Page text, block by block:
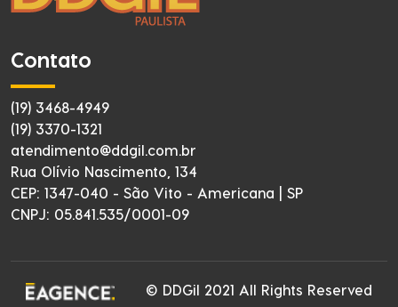
Contato
(19) 3468-4949
(19) 3370-1321
atendimento@ddgil.com.br
Rua Olívio Nascimento, 134
CEP: 1347-040 - São Vito - Americana | SP
CNPJ: 05.841.535/0001-09
© DDGil 2021 All Rights Reserved